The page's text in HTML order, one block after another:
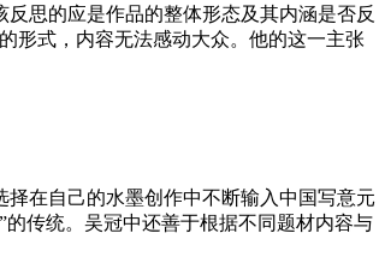
思的应是作品的整体形态及其内涵是否反
形式，内容无法感动大众。他的这一主张
在自己的水墨创作中不断输入中国写意元
传统。吴冠中还善于根据不同题材内容与